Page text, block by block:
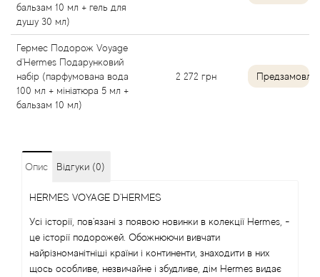
бальзам 10 мл + гель для
душу 30 мл)
Гермес Подорож Voyage
d'Hermes Подарунковий
набір (парфумована вода
100 мл + мініатюра 5 мл +
бальзам 10 мл)
2 272 грн
Опис Відгуки (0)
HERMES VOYAGE D'HERMES
Усі історії, пов'язані з появою новинки в колекції Hermes, -
це історії подорожей. Обожнюючи вивчати
найрізноманітніші країни і континенти, знаходити в них
щось особливе, незвичайне і збудливе, дім Hermes видає
Angel Schlesser
Anima Mundi
Anna Sui
Anne Fontaine
Annick Goutal
Antonia's Flowers
Antonio Banderas